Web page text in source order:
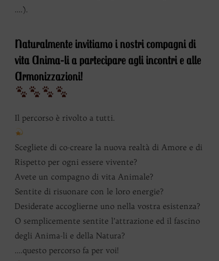
….).
Naturalmente invitiamo i nostri compagni di
vita Anima-li a partecipare agli incontri e alle
Armonizzazioni!
Il percorso è rivolto a tutti.
Scegliete di co-creare la nuova realtà di Amore e di
Rispetto per ogni essere vivente?
Avete un compagno di vita Animale?
Sentite di risuonare con le loro energie?
Desiderate accoglierne uno nella vostra esistenza?
O semplicemente sentite l’attrazione ed il fascino
degli Anima-li e della Natura?
….questo percorso fa per voi!